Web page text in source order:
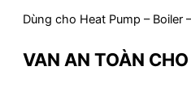
Dùng cho Heat Pump – Boiler
VAN AN TOÀN